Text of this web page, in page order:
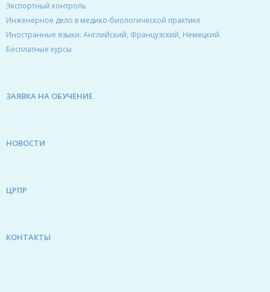
Экспортный контроль
Инженерное дело в медико-биологической практике
Иностранные языки: Английский, Французский, Немецкий
Бесплатные курсы
ЗАЯВКА НА ОБУЧЕНИЕ
НОВОСТИ
ЦРПР
КОНТАКТЫ